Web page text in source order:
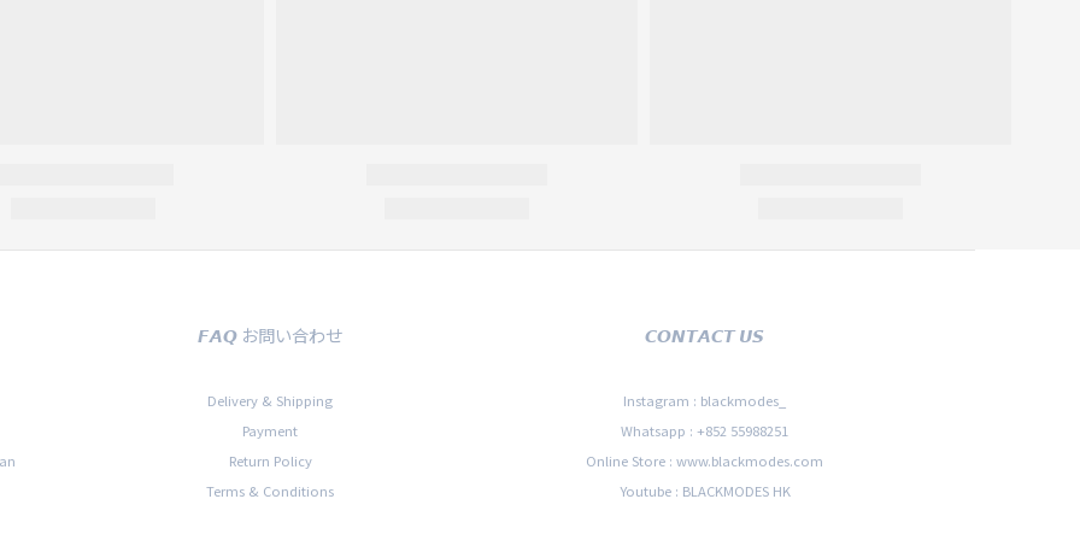
𝙁𝘼𝙌 お問い合わせ
Delivery & Shipping
Payment
Return Policy
Terms & Conditions
𝘾𝙊𝙉𝙏𝘼𝘾𝙏 𝙐𝙎
Instagram : blackmodes_
Whatsapp : +852 55988251
Online Store : www.blackmodes.com
Youtube : BLACKMODES HK